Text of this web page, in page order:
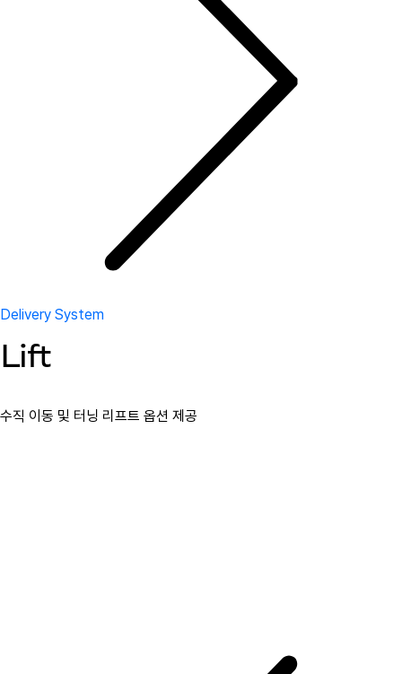
Delivery System
Lift
수직 이동 및 터닝 리프트 옵션 제공